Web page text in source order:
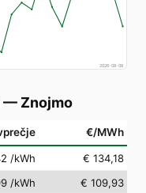
2026-08-08
— Znojmo
€/MWh
/kWh
€ 134,18
/kWh
€ 109,93